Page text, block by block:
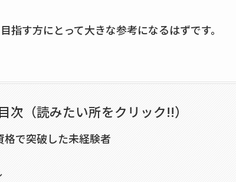
指す方にとって大きな参考になるはずです。
次（読みたい所をクリック!!）
で突破した未経験者